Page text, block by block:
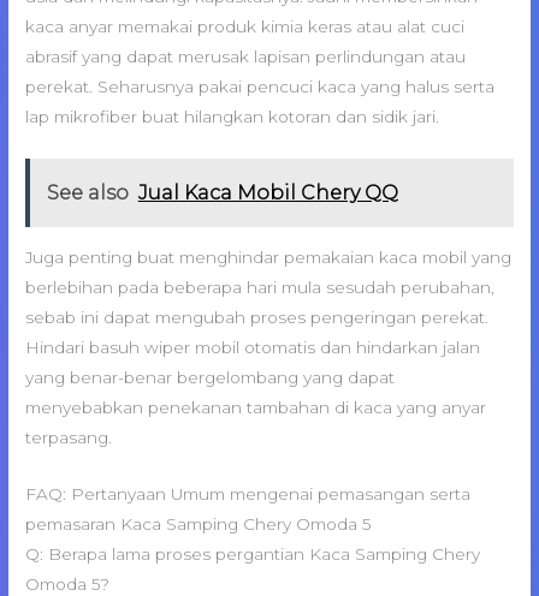
kaca anyar memakai produk kimia keras atau alat cuci
abrasif yang dapat merusak lapisan perlindungan atau
perekat. Seharusnya pakai pencuci kaca yang halus serta
lap mikrofiber buat hilangkan kotoran dan sidik jari.
See also Jual Kaca Mobil Chery QQ
Juga penting buat menghindar pemakaian kaca mobil yang
berlebihan pada beberapa hari mula sesudah perubahan,
sebab ini dapat mengubah proses pengeringan perekat.
Hindari basuh wiper mobil otomatis dan hindarkan jalan
yang benar-benar bergelombang yang dapat
menyebabkan penekanan tambahan di kaca yang anyar
terpasang.
FAQ: Pertanyaan Umum mengenai pemasangan serta
pemasaran Kaca Samping Chery Omoda 5
Q: Berapa lama proses pergantian Kaca Samping Chery
Omoda 5?